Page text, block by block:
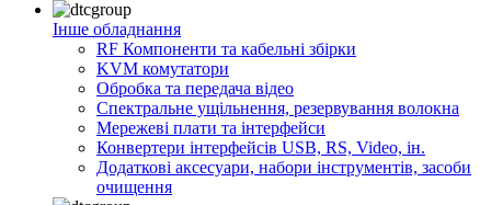
Інше обладнання
RF Компоненти та кабельні збірки
KVM комутатори
Обробка та передача відео
Спектральне ущільнення, резервування волокна
Мережеві плати та інтерфейси
Конвертери інтерфейсів USB, RS, Video, ін.
Додаткові аксесуари, набори інструментів, засоби
очищення